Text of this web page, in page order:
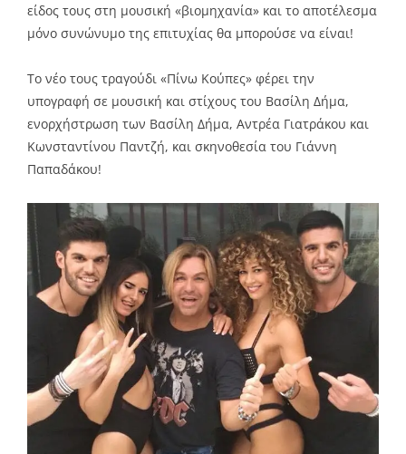
είδος τους στη μουσική «βιομηχανία» και το αποτέλεσμα
μόνο συνώνυμο της επιτυχίας θα μπορούσε να είναι!
Το νέο τους τραγούδι «Πίνω Κούπες» φέρει την
υπογραφή σε μουσική και στίχους του Βασίλη Δήμα,
ενορχήστρωση των Βασίλη Δήμα, Αντρέα Γιατράκου και
Κωνσταντίνου Παντζή, και σκηνοθεσία του Γιάννη
Παπαδάκου!